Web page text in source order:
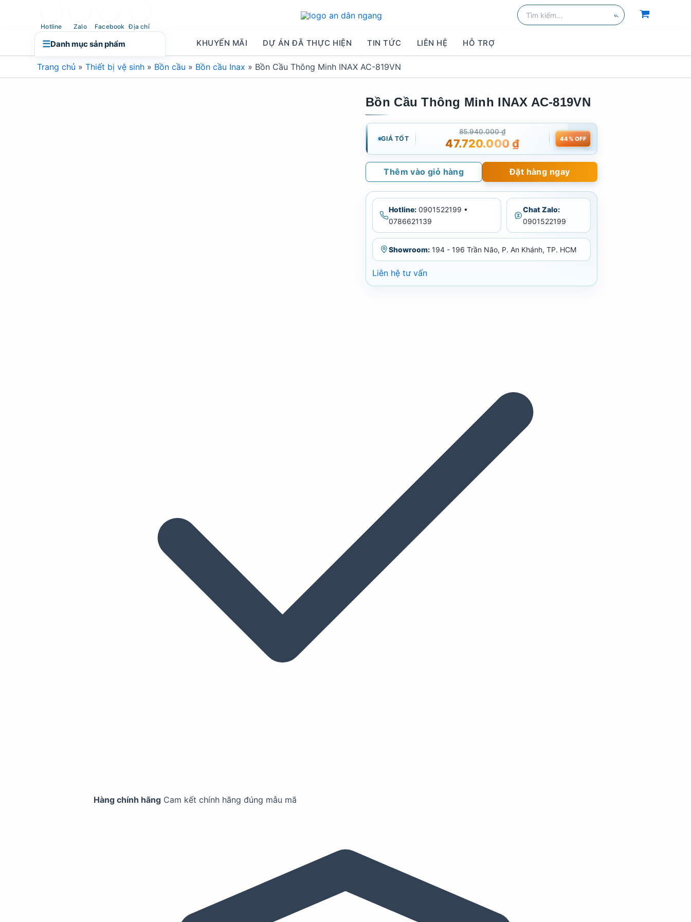
☰Danh mục sản phẩm
Hotline Zalo Facebook Địa chỉ
Tìm
kiếm:
KHUYẾN MÃI DỰ ÁN ĐÃ THỰC HIỆN TIN TỨC LIÊN HỆ HỖ TRỢ
Trang chủ » Thiết bị vệ sinh » Bồn cầu » Bồn cầu Inax » Bồn Cầu Thông Minh INAX AC-819VN
Bồn Cầu Thông Minh INAX AC-819VN
GIÁ TỐT
85.940.000₫
47.720.000₫ 44% OFF
Thêm vào giỏ hàng Đặt hàng ngay
Hotline: 0901522199 •
0786621139
Chat Zalo:
0901522199
Showroom: 194 - 196 Trần Não, P. An Khánh, TP. HCM
Liên hệ tư vấn
Hàng chính hãng Cam kết chính hãng đúng mẫu mã